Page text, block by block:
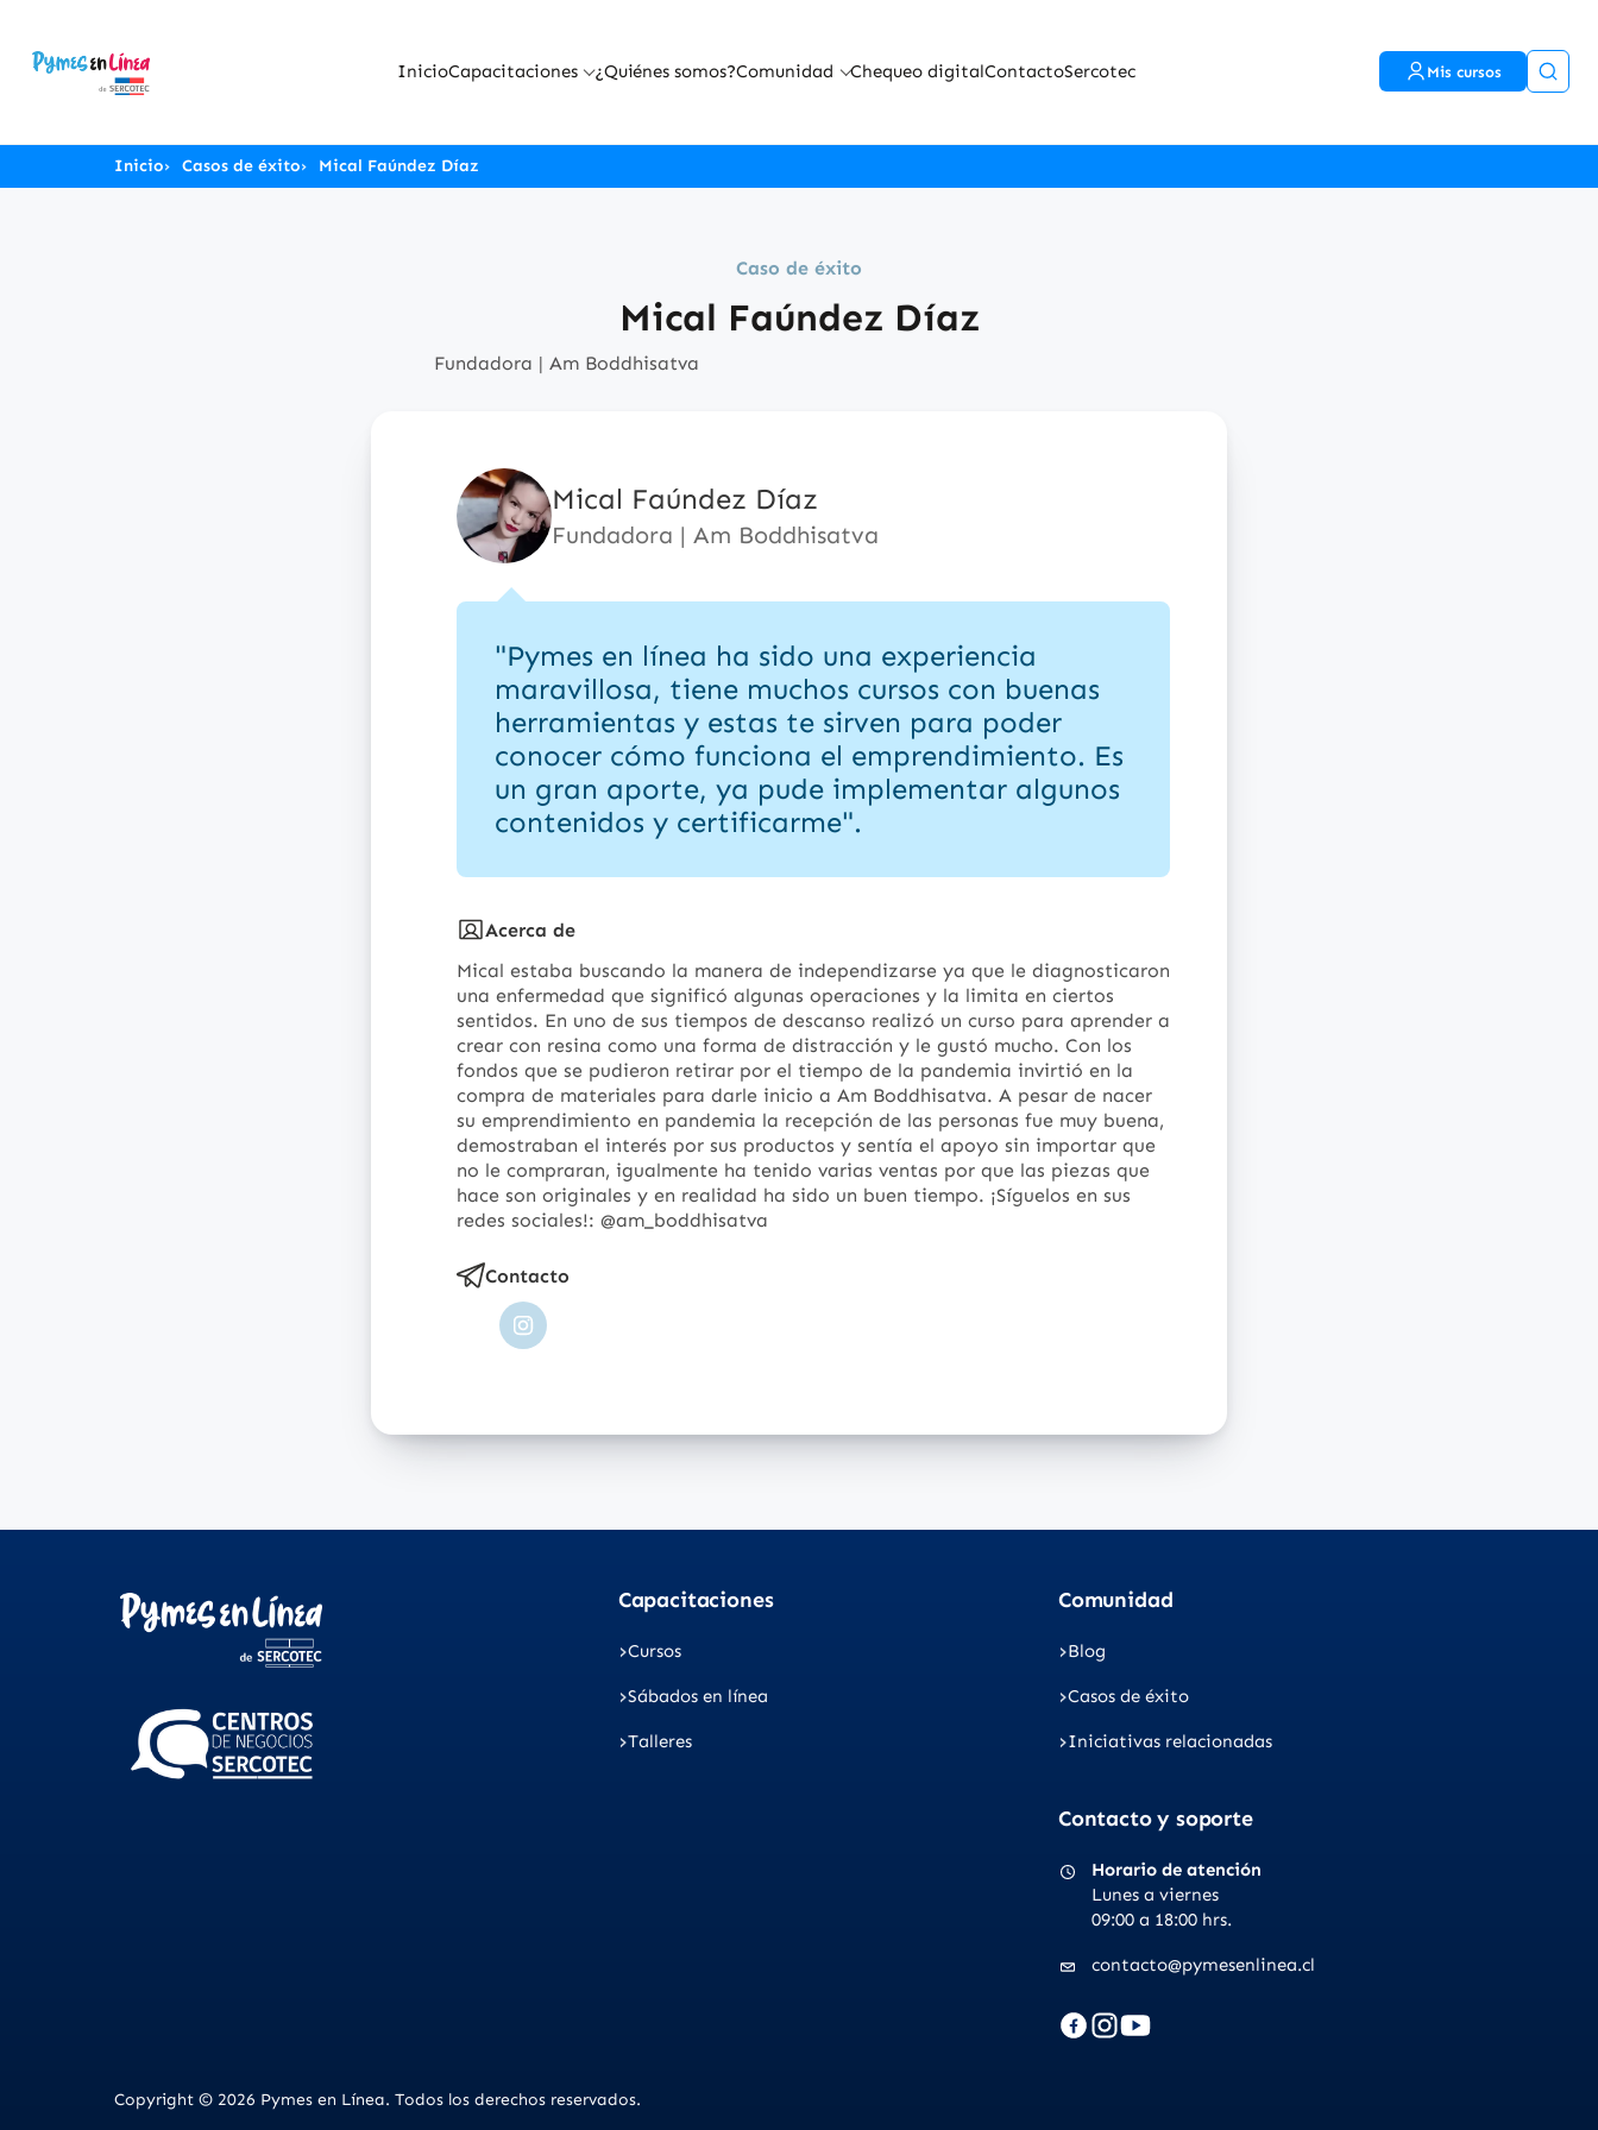
InicioCapacitaciones ¿Quiénes somos?Comunidad Chequeo digitalContactoSercotec Mis cursos
Inicio Casos de éxito Mical Faúndez Díaz
Caso de éxito
Mical Faúndez Díaz
Fundadora | Am Boddhisatva
Mical Faúndez Díaz
Fundadora | Am Boddhisatva
"Pymes en línea ha sido una experiencia
maravillosa, tiene muchos cursos con buenas
herramientas y estas te sirven para poder
conocer cómo funciona el emprendimiento. Es
un gran aporte, ya pude implementar algunos
contenidos y certificarme".
Acerca de
Mical estaba buscando la manera de independizarse ya que le diagnosticaron
una enfermedad que significó algunas operaciones y la limita en ciertos
sentidos. En uno de sus tiempos de descanso realizó un curso para aprender a
crear con resina como una forma de distracción y le gustó mucho. Con los
fondos que se pudieron retirar por el tiempo de la pandemia invirtió en la
compra de materiales para darle inicio a Am Boddhisatva. A pesar de nacer
su emprendimiento en pandemia la recepción de las personas fue muy buena,
demostraban el interés por sus productos y sentía el apoyo sin importar que
no le compraran, igualmente ha tenido varias ventas por que las piezas que
hace son originales y en realidad ha sido un buen tiempo. ¡Síguelos en sus
redes sociales!: @am_boddhisatva
Contacto
Instagram
Capacitaciones
Cursos
Sábados en línea
Talleres
Comunidad
Blog
Casos de éxito
Iniciativas relacionadas
Contacto y soporte
Horario de atención
Lunes a viernes
09:00 a 18:00 hrs.
contacto@pymesenlinea.cl
Copyright © 2026 Pymes en Línea. Todos los derechos reservados.